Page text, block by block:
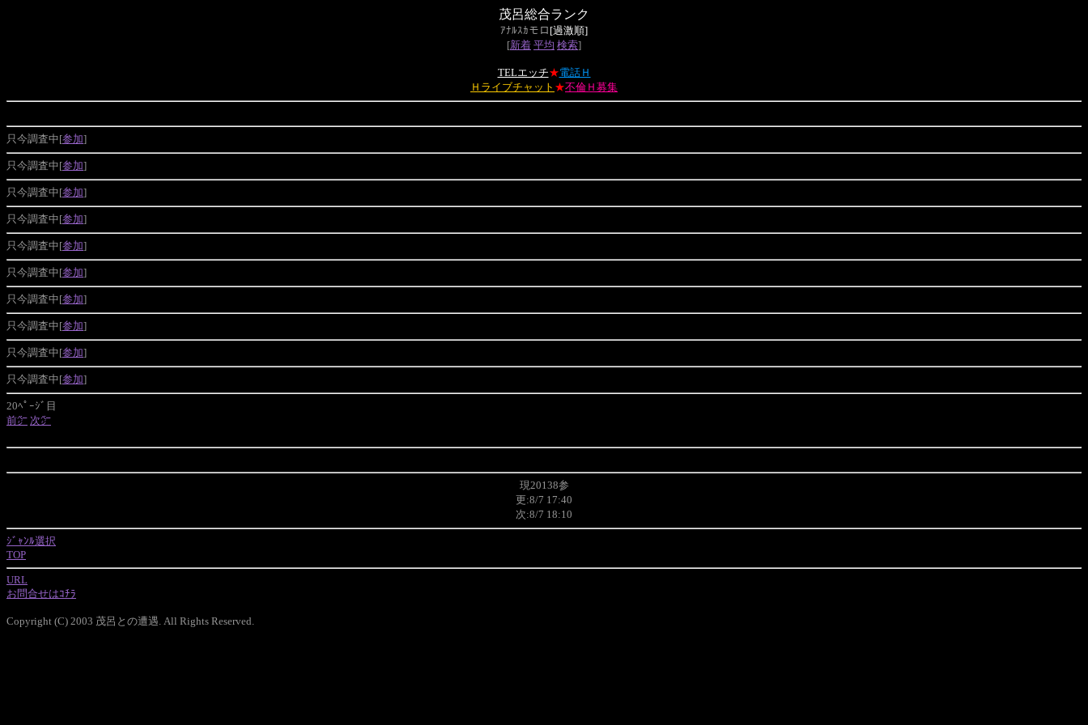
茂呂総合ランク
ｱﾅﾙｽｶモロ [過激順]
[新着 平均 検索]
TELエッチ★電話Ｈ
Ｈライブチャット ★不倫Ｈ募集
只今調査中[参加]
只今調査中[参加]
只今調査中[参加]
只今調査中[参加]
只今調査中[参加]
只今調査中[参加]
只今調査中[参加]
只今調査中[参加]
只今調査中[参加]
只今調査中[参加]
20ﾍﾟｰｼﾞ目
前㌻ 次㌻
現20138参
更:8/7 17:40
次:8/7 18:10
ｼﾞｬﾝﾙ選択
TOP
URL
お問合せはｺﾁﾗ
Copyright (C) 2003 茂呂との遭遇. All Rights Reserved.